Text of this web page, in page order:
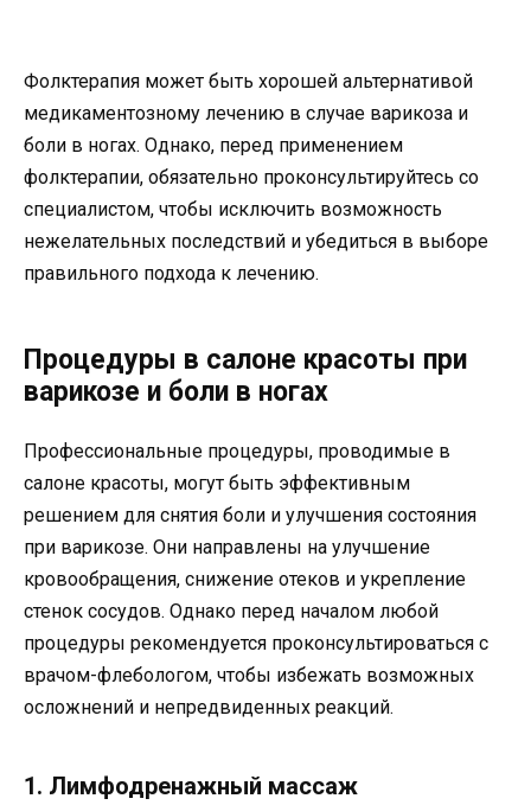
Фолктерапия может быть хорошей альтернативой
медикаментозному лечению в случае варикоза и
боли в ногах. Однако, перед применением
фолктерапии, обязательно проконсультируйтесь со
специалистом, чтобы исключить возможность
нежелательных последствий и убедиться в выборе
правильного подхода к лечению.
Процедуры в салоне красоты при
варикозе и боли в ногах
Профессиональные процедуры, проводимые в
салоне красоты, могут быть эффективным
решением для снятия боли и улучшения состояния
при варикозе. Они направлены на улучшение
кровообращения, снижение отеков и укрепление
стенок сосудов. Однако перед началом любой
процедуры рекомендуется проконсультироваться с
врачом-флебологом, чтобы избежать возможных
осложнений и непредвиденных реакций.
1. Лимфодренажный массаж